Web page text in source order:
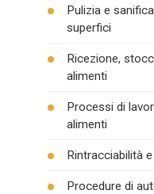
Pulizia e
superfici
Ricezione,
alimenti
Processi di
alimenti
Rintracciabilità
Procedure di